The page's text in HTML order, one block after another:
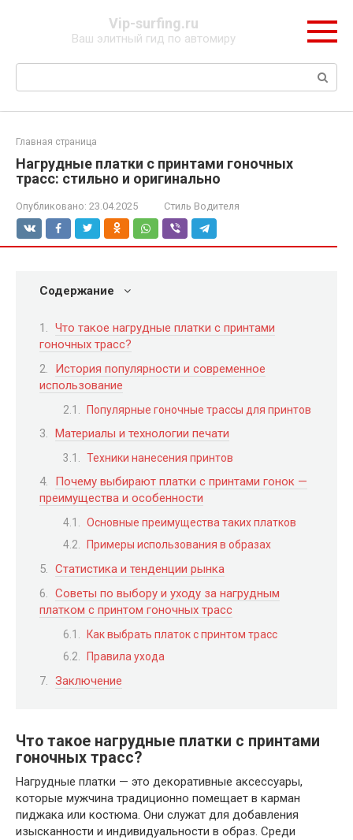
Vip-surfing.ru
Ваш элитный гид по автомиру
Поиск:
Главная страница
Нагрудные платки с принтами гоночных
трасс: стильно и оригинально
Опубликовано: 23.04.2025 Стиль Водителя
Содержание
Что такое нагрудные платки с принтами
гоночных трасс?
История популярности и современное
использование
Популярные гоночные трассы для принтов
Материалы и технологии печати
Техники нанесения принтов
Почему выбирают платки с принтами гонок —
преимущества и особенности
Основные преимущества таких платков
Примеры использования в образах
Статистика и тенденции рынка
Советы по выбору и уходу за нагрудным
платком с принтом гоночных трасс
Как выбрать платок с принтом трасс
Правила ухода
Заключение
Что такое нагрудные платки с принтами
гоночных трасс?
Нагрудные платки — это декоративные аксессуары,
которые мужчина традиционно помещает в карман
пиджака или костюма. Они служат для добавления
изысканности и индивидуальности в образ. Среди